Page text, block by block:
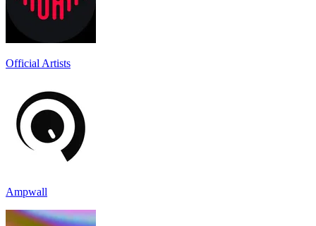
Official Artists
Ampwall